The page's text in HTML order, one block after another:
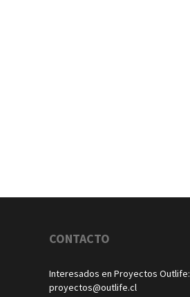
CONTACTO
Interesados en Proyectos Outlife:
proyectos@outlife.cl